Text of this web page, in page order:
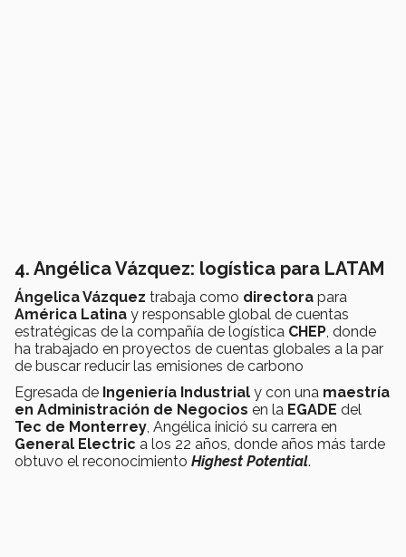
4. Angélica Vázquez: logística para LATAM
Ángelica Vázquez trabaja como directora para
América Latina y responsable global de cuentas
estratégicas de la compañía de logística CHEP , donde
ha trabajado en proyectos de cuentas globales a la par
de buscar reducir las emisiones de carbono
Egresada de Ingeniería Industrial y con una maestría
en Administración de Negocios en la EGADE del
Tec de Monterrey , Angélica inició su carrera en
General Electric a los 22 años, donde años más tarde
obtuvo el reconocimiento Highest Potential.